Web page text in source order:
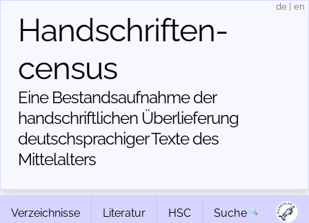
Handschriften­
census
Eine Bestandsaufnahme der
handschriftlichen Über­lieferung
deutschsprachiger Texte des
Mittelalters
de en
Verzeichnisse Literatur HSC Suche